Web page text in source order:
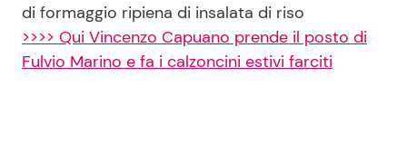
di formaggio ripiena di insalata di riso
>>>> Qui Vincenzo Capuano prende il posto di
Fulvio Marino e fa i calzoncini estivi farciti